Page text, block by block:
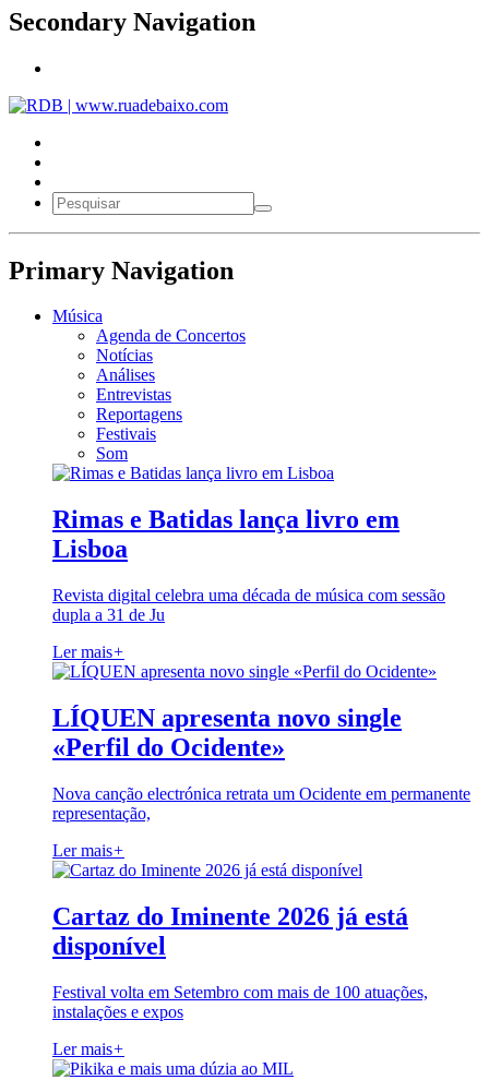
Secondary Navigation
Primary Navigation
Música
Agenda de Concertos
Notícias
Análises
Entrevistas
Reportagens
Festivais
Som
Rimas e Batidas lança livro em
Lisboa
Revista digital celebra uma década de música com sessão
dupla a 31 de Ju
Ler mais+
LÍQUEN apresenta novo single
«Perfil do Ocidente»
Nova canção electrónica retrata um Ocidente em permanente
representação,
Ler mais+
Cartaz do Iminente 2026 já está
disponível
Festival volta em Setembro com mais de 100 atuações,
instalações e expos
Ler mais+